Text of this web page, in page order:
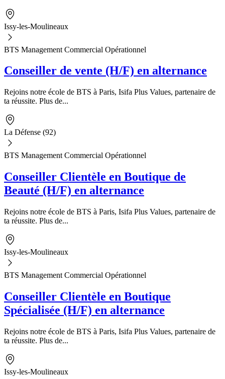
Issy-les-Moulineaux
BTS Management Commercial Opérationnel
Conseiller de vente (H/F) en alternance
Rejoins notre école de BTS à Paris, Isifa Plus Values, partenaire de
ta réussite. Plus de...
La Défense (92)
BTS Management Commercial Opérationnel
Conseiller Clientèle en Boutique de
Beauté (H/F) en alternance
Rejoins notre école de BTS à Paris, Isifa Plus Values, partenaire de
ta réussite. Plus de...
Issy-les-Moulineaux
BTS Management Commercial Opérationnel
Conseiller Clientèle en Boutique
Spécialisée (H/F) en alternance
Rejoins notre école de BTS à Paris, Isifa Plus Values, partenaire de
ta réussite. Plus de...
Issy-les-Moulineaux